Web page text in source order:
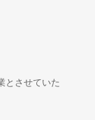
とさせていた